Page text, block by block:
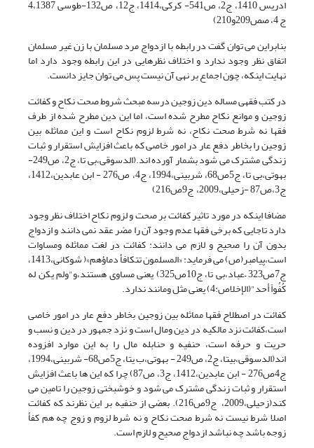
ادریس 1410، ج2، ص541- کرکی،1414، ج12، ص132-طوسی 4،1387
ج 4، صص209و210)
بنابراین می توان گفت در رابطه با ازدواج مرد مسلمان با زن غیر مسلمان
اتفاق نظر وجود ندارد و اختلاف نظرهایی در این رابطه وجود دارد اما
نهایت اینکه، چون اجماع بر نهی آن نیست پس می توان جایز دانست.
در کتب فقهی مساله دین زوجین درسه مبحث شروط صحت نکاح و کفائت
زوجین و موانع نکاح مطرح شده است، اما این دین مطرح شده از طرف
فقها نه شرط صحت نکاح، نه شرط لزوم نکاح است و این مماثله بین
زوجین را بخاطر دفع عار در امور خاصی که باعث افزایش استقرار و ثبات
زندگی مشترک می شود بشمار آورده اند.(الدسوقی،بی تا، ج2، ص249-
بهوتی،بی تا، ج5ص68، شربینی،1994، ج4، ص276 - ابن عابدین،1412،
ج3،ص87 -زحیلی،2009، ج9ص216)
مضافا اینکه در مورد تاثیر کفائت بر صحت و لزوم نکاح اختلاف نظر وجود
دارد تاجایی که برخی فقها عدم وجود آن را مضر عقد نمی دانند و ازدواج
بدون آن را صحیح و لازم می دانند: کفائت در لغت مماثله ومساوات
است،پیامبر(ص) می فرماید: «المسلمون تتکافأ دماؤهم»( شوکانی،1413،
ج7ص323 –عباد،بی تا، ج10ص325) یعنی مساوی هستند،و"ولم یکن له
کُفُواً أحد"(الإخلاص:4) یعنی مثل ومانند ندارد.
کفائت در اصطلاح فقها مماثله بین زوجین بخاطر دفع عار در امور خاصی
است،کفائت نزد مالکیه در دین ومال است و نزد جمهور در دین و نسب و
حریت و حرفه است، حنفیه و حنابله مال را به این موارد افزوده
اند(الدسوقی،بیتا، ج2، ص249 - بهوتی،ب یتا، ج5ص68- شربینی،1994،
ج4ص276 - ابن عابدین،1412، ج3، ص87) چرا که این ها باعث افزایش
استقرار و ثبات زندگی مشترک می شود و خوشبختی زوجین را تامین می
کند(زحیلی،2009، ج9ص216). بعضی از حنفیه بر این نظرند که کفائت
اصلا شرط نیست نه شرط صحت نکاح و نه شرط لزوم و زوج چه هم کفأ
زوجه باشد چه نباشد ازدواج صحیح و لازم است.